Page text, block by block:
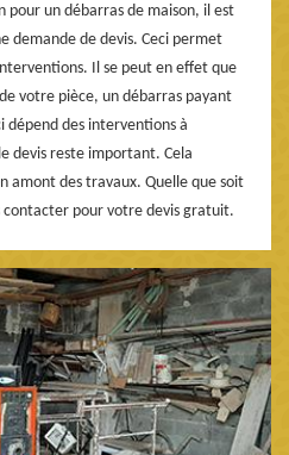
pour un débarras de maison, il est
demande de devis. Ceci permet
Il se peut en effet que
votre pièce, un débarras payant
dépend des interventions à
devis reste important. Cela
amont des travaux. Quelle que soit
contacter pour votre devis gratuit.